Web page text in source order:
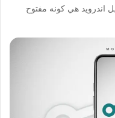
اندرويد هي كونه مفتوح